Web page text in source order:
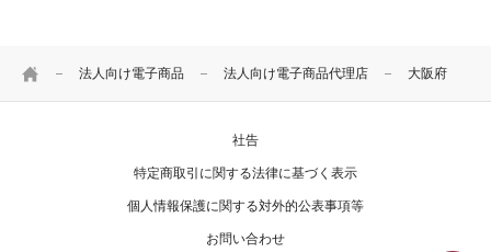
HOME 法人向け電子商品 法人向け電子商品代理店 大阪府
社告
特定商取引に関する法律に基づく表示
個人情報保護に関する対外的公表事項等
お問い合わせ